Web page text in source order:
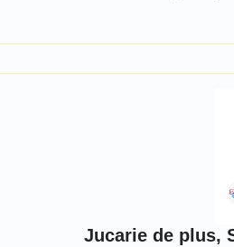
Jucarie de plus,